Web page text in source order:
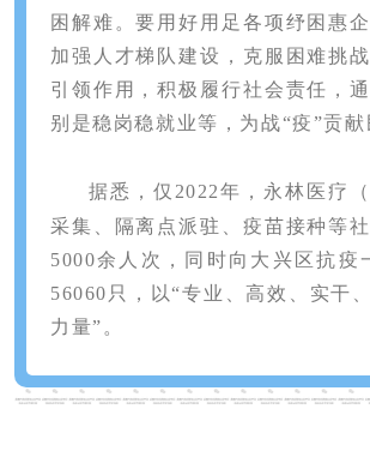
困解难。要用好用足各项纾困惠
加强人才梯队建设，克服困难挑
引领作用，积极履行社会责任，
别是稳岗稳就业等，为战“疫”贡
据悉，仅2022年，永林医疗
采集、隔离点派驻、 疫苗接种等
5000余人次，同时向大兴区抗
56060只，以“专业、高效、实干
力量”。